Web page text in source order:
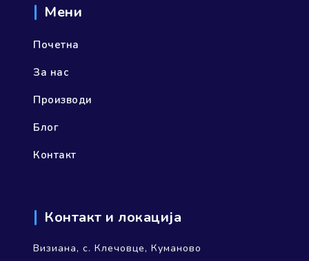
Мени
Почетна
За нас
Производи
Блог
Контакт
Контакт и локација
Визиана, с. Клечовце, Куманово